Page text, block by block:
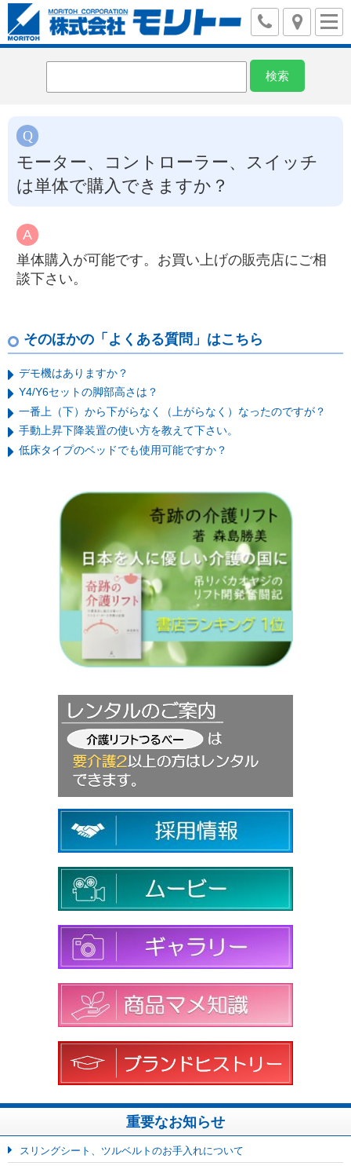
モーター、コントローラー、スイッチ
は単体で購入できますか？
単体購入が可能です。お買い上げの販売店にご相
談下さい。
そのほかの「よくある質問」はこちら
デモ機はありますか？
Y4/Y6セットの脚部高さは？
一番上（下）から下がらなく（上がらなく）なったのですが？
手動上昇下降装置の使い方を教えて下さい。
低床タイプのベッドでも使用可能ですか？
重要なお知らせ
スリングシート、ツルベルトのお手入れについて